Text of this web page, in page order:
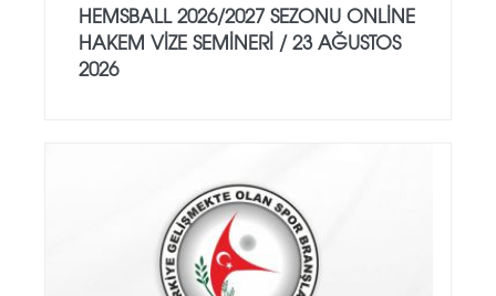
HEMSBALL 2026/2027 SEZONU ONLİNE
HAKEM VİZE SEMİNERİ / 23 AĞUSTOS
2026